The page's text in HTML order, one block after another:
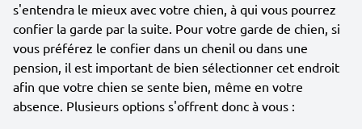
s'entendra le mieux avec votre chien, à qui vous pourrez
confier la garde par la suite. Pour votre garde de chien, si
vous préférez le confier dans un chenil ou dans une
pension, il est important de bien sélectionner cet endroit
afin que votre chien se sente bien, même en votre
absence. Plusieurs options s'offrent donc à vous :